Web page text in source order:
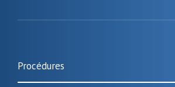
Procédures